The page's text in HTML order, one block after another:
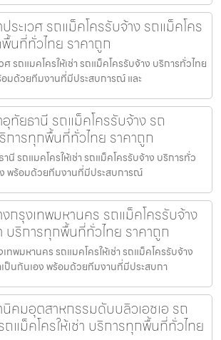
ประเวศ รถแม็คโครรับจ้าง รถแม็คโคร
นที่ทั่วไทย ราคาถูก
ศ รถแมคโครให้เช่า รถแม็คโครรับจ้าง บริการทั่วไทย
อมด้วยทีมงานที่มีประสบการณ์ และ
อุทัยธานี รถแม็คโครรับจ้าง รถ
ริการทุกพื้นที่ทั่วไทย ราคาถูก
านี รถแมคโครให้เช่า รถแม็คโครรับจ้าง บริการทั่ว
ง พร้อมด้วยทีมงานที่มีประสบการณ์
กรุงเทพมหานคร รถแม็คโครรับจ้าง
บริการทุกพื้นที่ทั่วไทย ราคาถูก
ทพมหานคร รถแมคโครให้เช่า รถแม็คโครรับจ้าง
เป็นกันเอง พร้อมด้วยทีมงานที่มีประสบกา
นิคมอุตสาหกรรมดับบลิวเอชเอ รถ
ถแม็คโครให้เช่า บริการทุกพื้นที่ทั่วไทย